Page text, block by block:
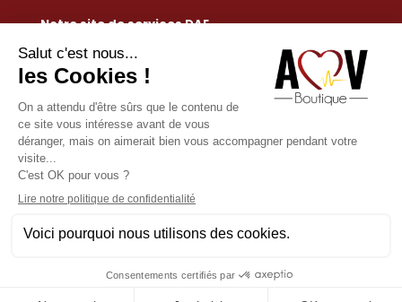
Notre site de services DAE
Règlementation défibrillateur
Nous contacter
Mention légales
Conditions générales de vente
Paiement sécurisé